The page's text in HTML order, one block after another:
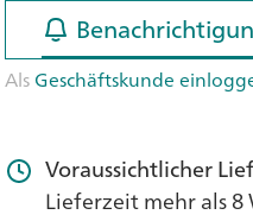
AlsGeschäftskunde
Voraussichtlicher
Lieferzeit mehr als 8